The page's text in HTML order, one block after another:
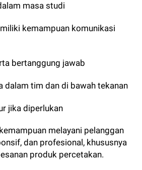
masa studi
kemampuan komunikasi
bertanggung jawab
dalam tim dan di bawah tekanan
jika diperlukan
melayani pelanggan
dan profesional, khususnya
produk percetakan.